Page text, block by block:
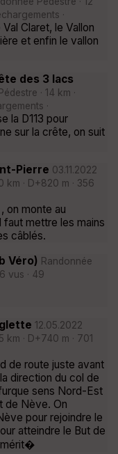
·
Claret, le Vallon
et enfin le vallon
des 3 lacs
· 14 km ·
·
la D113 pour
sur la crête, on suit
Pierre 03.11.2022
km · D+820 m · 356
on monte au
faut mettre les mains
câblés.
Véro) Randonnée
vus · 49
12.05.2022
km · D+740 m · 701
de route juste avant
direction du col de
sens Nord-Est
de Nève. On
pour rejoindre le
atteindre le But de
mérit�